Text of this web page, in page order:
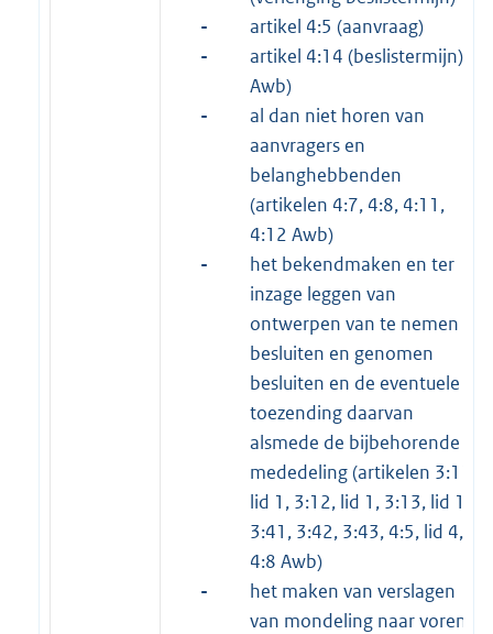
-
artikel 4:5 (aanvraag)
-
artikel 4:14 (beslistermijn)
Awb)
-
al dan niet horen van
aanvragers en
belanghebbenden
(artikelen 4:7, 4:8, 4:11,
4:12 Awb)
-
het bekendmaken en ter
inzage leggen van
ontwerpen van te nemen
besluiten en genomen
besluiten en de eventuele
toezending daarvan
alsmede de bijbehorende
mededeling (artikelen 3:11,
lid 1, 3:12, lid 1, 3:13, lid 1,
3:41, 3:42, 3:43, 4:5, lid 4,
4:8 Awb)
-
het maken van verslagen
van mondeling naar voren